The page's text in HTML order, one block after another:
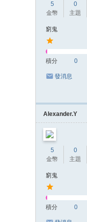
5
金幣
0
主題
窮鬼
積分 0
發消息
Alexander.Y
5
金幣
0
主題
窮鬼
積分 0